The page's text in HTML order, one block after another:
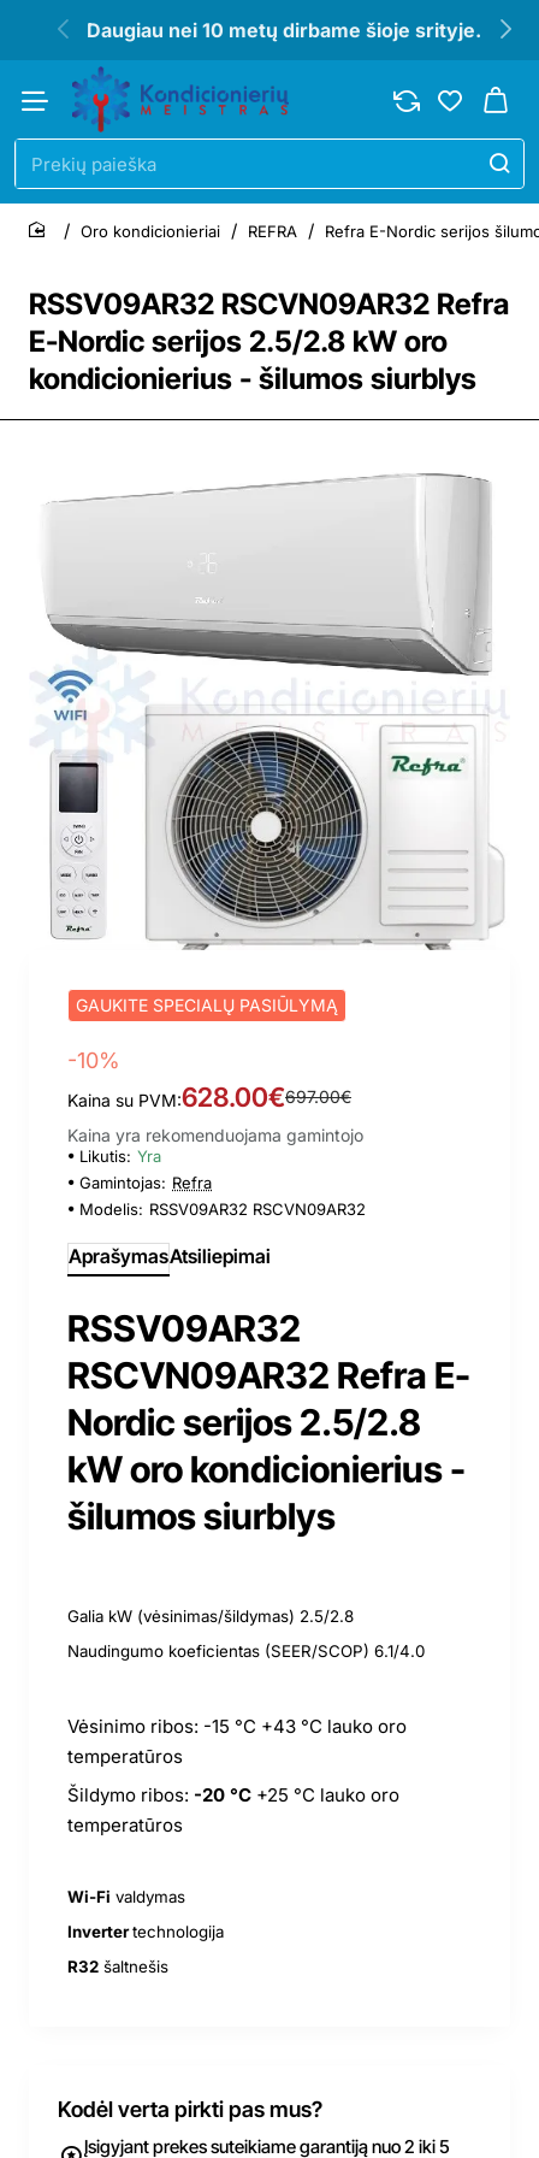
Daugiau nei 10 metų dirbame šioje srityje.
Prekių
paieška
RSSV09AR32 RSCVN09AR32 Refra
E-Nordic serijos 2.5/2.8 kW oro
kondicionierius - šilumos siurblys
home
Oro kondicionieriai REFRA Refra E-Nordic serijos
GAUKITE SPECIALŲ PASIŪLYMĄ
-10%
Kaina su PVM:628.00€697.00€
Kaina yra rekomenduojama gamintojo
Likutis: Yra
Gamintojas: Refra
Modelis: RSSV09AR32 RSCVN09AR32
AprašymasAtsiliepimai
RSSV09AR32
RSCVN09AR32 Refra E-
Nordic serijos 2.5/2.8
kW oro kondicionierius -
šilumos siurblys
Galia kW (vėsinimas/šildymas) 2.5/2.8
Naudingumo koeficientas (SEER/SCOP) 6.1/4.0
Vėsinimo ribos: -15 °C +43 °C lauko oro
temperatūros
Šildymo ribos: -20 °C +25 °C lauko oro
temperatūros
Wi-Fi valdymas
Invertertechnologija
R32 šaltnešis
Kodėl verta pirkti pas mus?
Įsigyjant prekes suteikiame garantiją nuo 2 iki 5